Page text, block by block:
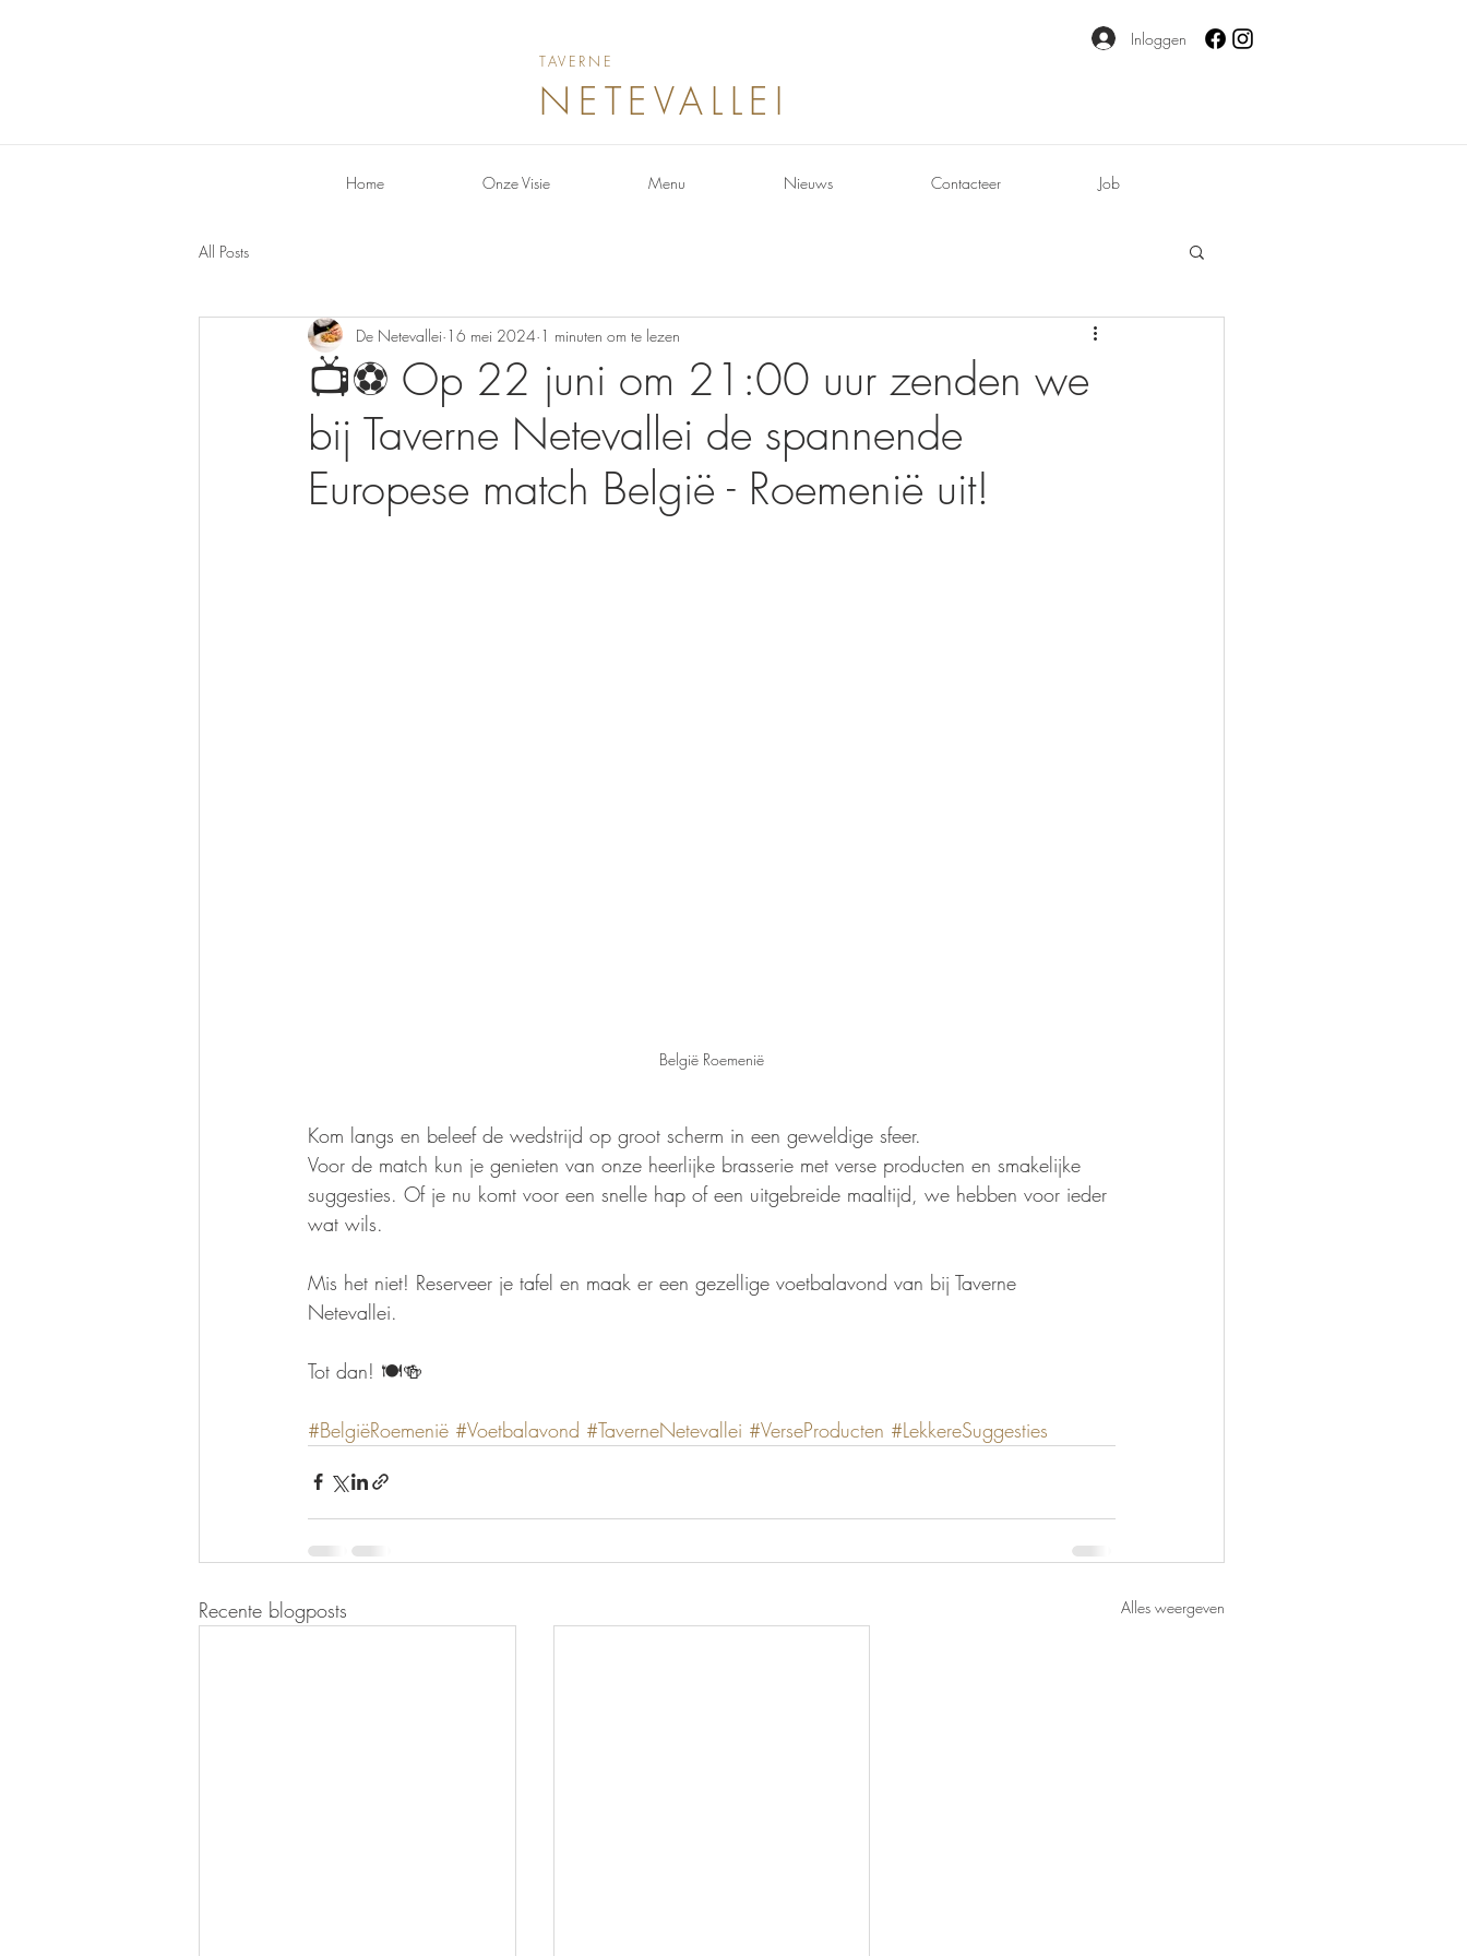
TAVERNE
Inloggen
NETEVALLEI
Home Onze Visie Menu Nieuws Contacteer Job
All Posts
📺⚽ Op 22 juni om 21:00 uur zenden we
bij Taverne Netevallei de spannende
Europese match België - Roemenië uit!
De Netevallei 16 mei 2024 1 minuten om te lezen
België Roemenië
Kom langs en beleef de wedstrijd op groot scherm in een geweldige sfeer.
Voor de match kun je genieten van onze heerlijke brasserie met verse producten en smakelijke
suggesties. Of je nu komt voor een snelle hap of een uitgebreide maaltijd, we hebben voor ieder
wat wils.
Mis het niet! Reserveer je tafel en maak er een gezellige voetbalavond van bij Taverne
Netevallei.
Tot dan! 🍽️🍻
#BelgiëRoemenië #Voetbalavond #TaverneNetevallei #VerseProducten #LekkereSuggesties
Recente blogposts Alles weergeven